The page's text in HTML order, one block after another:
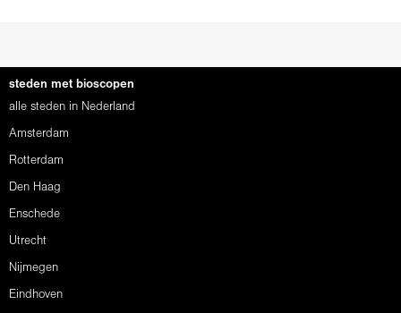
steden met bioscopen
alle steden in Nederland
Amsterdam
Rotterdam
Den Haag
Enschede
Utrecht
Nijmegen
Eindhoven